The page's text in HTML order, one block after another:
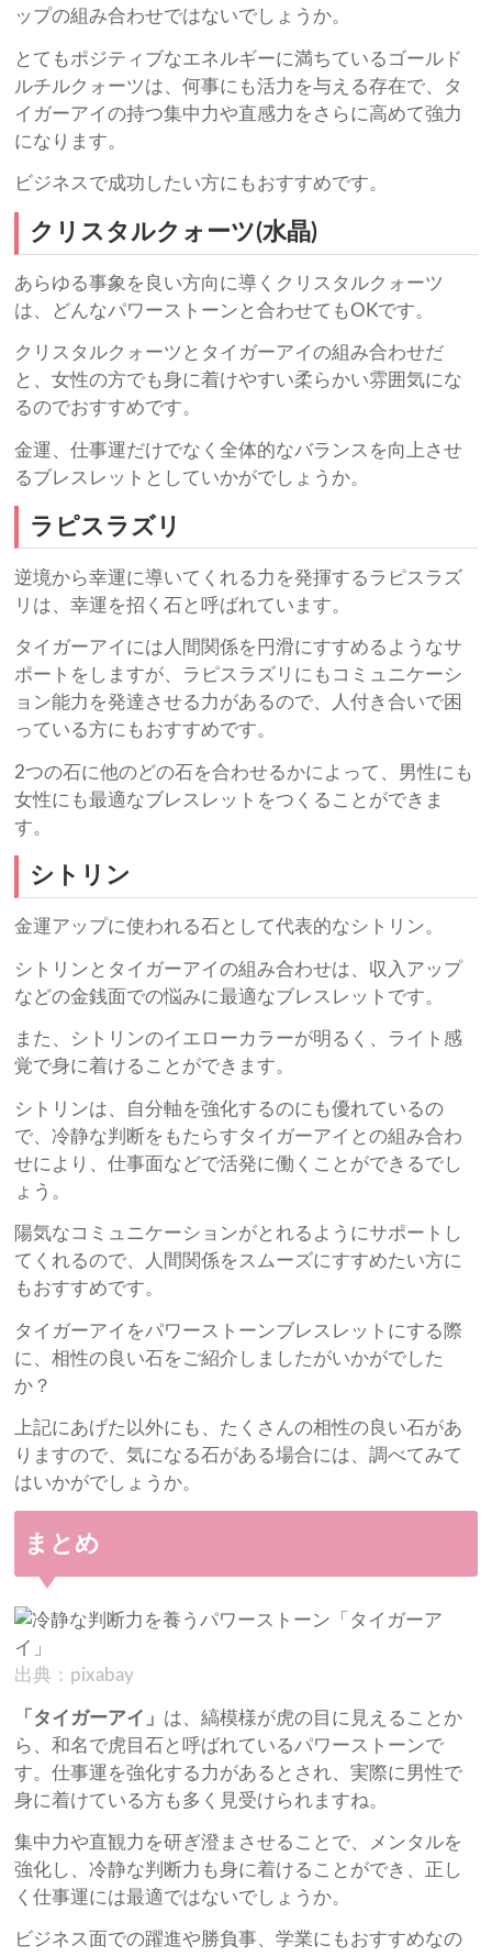
ップの組み合わせではないでしょうか。
とてもポジティブなエネルギーに満ちているゴールド
ルチルクォーツは、何事にも活力を与える存在で、タ
イガーアイの持つ集中力や直感力をさらに高めて強力
になります。
ビジネスで成功したい方にもおすすめです。
クリスタルクォーツ(水晶)
あらゆる事象を良い方向に導くクリスタルクォーツ
は、どんなパワーストーンと合わせてもOKです。
クリスタルクォーツとタイガーアイの組み合わせだ
と、女性の方でも身に着けやすい柔らかい雰囲気にな
るのでおすすめです。
金運、仕事運だけでなく全体的なバランスを向上させ
るブレスレットとしていかがでしょうか。
ラピスラズリ
逆境から幸運に導いてくれる力を発揮するラピスラズ
リは、幸運を招く石と呼ばれています。
タイガーアイには人間関係を円滑にすすめるようなサ
ポートをしますが、ラピスラズリにもコミュニケーシ
ョン能力を発達させる力があるので、人付き合いで困
っている方にもおすすめです。
2つの石に他のどの石を合わせるかによって、男性にも
女性にも最適なブレスレットをつくることができま
す。
シトリン
金運アップに使われる石として代表的なシトリン。
シトリンとタイガーアイの組み合わせは、収入アップ
などの金銭面での悩みに最適なブレスレットです。
また、シトリンのイエローカラーが明るく、ライト感
覚で身に着けることができます。
シトリンは、自分軸を強化するのにも優れているの
で、冷静な判断をもたらすタイガーアイとの組み合わ
せにより、仕事面などで活発に働くことができるでし
ょう。
陽気なコミュニケーションがとれるようにサポートし
てくれるので、人間関係をスムーズにすすめたい方に
もおすすめです。
タイガーアイをパワーストーンブレスレットにする際
に、相性の良い石をご紹介しましたがいかがでした
か？
上記にあげた以外にも、たくさんの相性の良い石があ
りますので、気になる石がある場合には、調べてみて
はいかがでしょうか。
まとめ
出典：pixabay
「タイガーアイ」 は、縞模様が虎の目に見えることか
ら、和名で虎目石と呼ばれているパワーストーンで
す。仕事運を強化する力があるとされ、実際に男性で
身に着けている方も多く見受けられますね。
集中力や直観力を研ぎ澄まさせることで、メンタルを
強化し、冷静な判断力も身に着けることができ、正し
く仕事運には最適ではないでしょうか。
ビジネス面での躍進や勝負事、学業にもおすすめなの